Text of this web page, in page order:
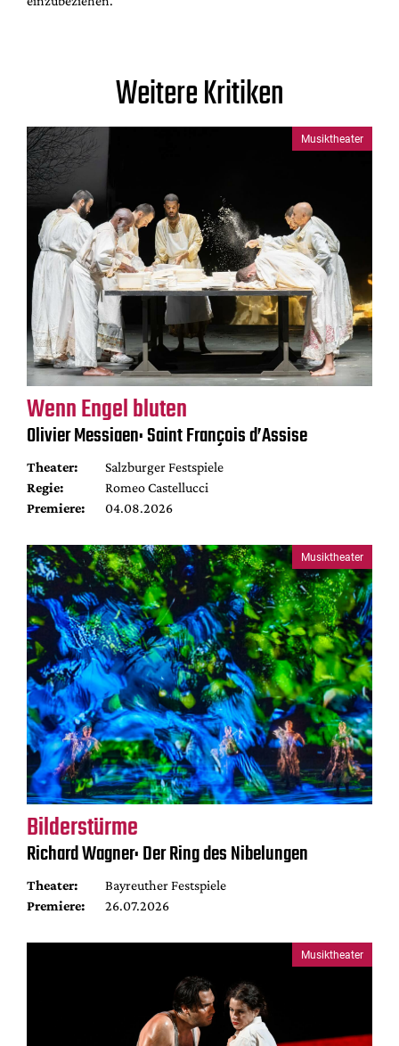
Weitere Kritiken
Musiktheater
Wenn Engel bluten
Olivier Messiaen: Saint François d’Assise
Theater:
Salzburger Festspiele
Regie:
Romeo Castellucci
Premiere:
04.08.2026
Musiktheater
Bilderstürme
Richard Wagner: Der Ring des Nibelungen
Theater:
Bayreuther Festspiele
Premiere:
26.07.2026
Musiktheater